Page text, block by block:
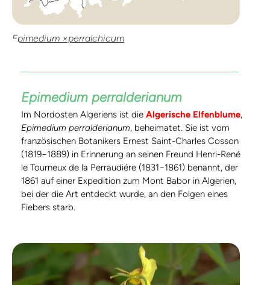
Epimedium ×perralchicum
Epimedium perralderianum
Im Nordosten Algeriens ist die Algerische Elfenblume,
Epimedium perralderianum, beheimatet. Sie ist vom
französischen Botanikers Ernest Saint-Charles Cosson
(1819−1889) in Erinnerung an seinen Freund Henri-René
le Tourneux de la Perraudiére (1831−1861) benannt, der
1861 auf einer Expedition zum Mont Babor in Algerien,
bei der die Art entdeckt wurde, an den Folgen eines
Fiebers starb.